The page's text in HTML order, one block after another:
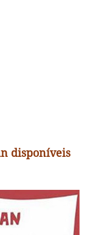
disponíveis
o cocheiro
do ataque de